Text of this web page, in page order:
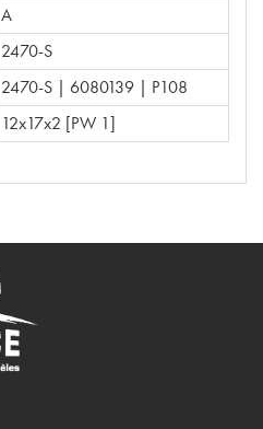
A
2470-S
2470-S | 6080139 | P108
12x17x2 [PW 1]